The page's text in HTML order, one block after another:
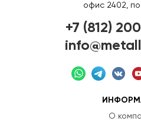
офис 2402,
+7 (812)
О